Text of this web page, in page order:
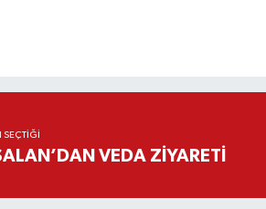
SEÇTIĞI
VEDA ZİYARETİ